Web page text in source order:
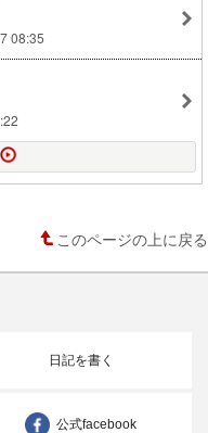
08:35
このページの上に戻る
日記を書く
公式facebook